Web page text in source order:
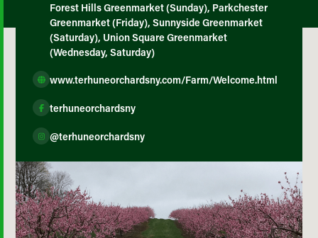
Forest Hills Greenmarket (Sunday), Parkchester
Greenmarket (Friday), Sunnyside Greenmarket
(Saturday), Union Square Greenmarket
(Wednesday, Saturday)
www.terhuneorchardsny.com/Farm/Welcome.html
terhuneorchardsny
@terhuneorchardsny